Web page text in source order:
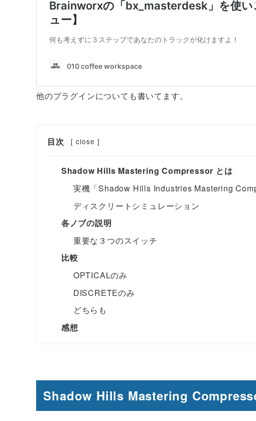
他のプラグインについても書いてます。
目次 [ close ]
Shadow Hills Mastering Compressor とは
実機「Shadow Hills Industries Mastering
ディスクリートシミュレーション
各ノブの説明
重要な３つのスイッチ
比較
OPTICALのみ
DISCRETEのみ
どちらも
感想
Shadow Hills Mastering